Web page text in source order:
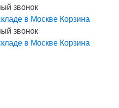
звонок
в Москве Корзина
звонок
в Москве Корзина